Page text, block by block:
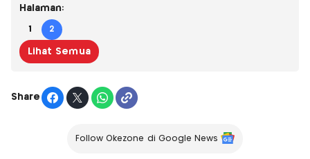
Halaman:
1 2
Lihat Semua
Share
Follow Okezone di Google News